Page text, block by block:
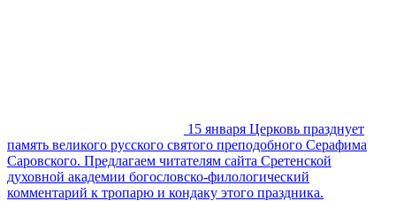
15 января Церковь празднует
память великого русского святого преподобного Серафима
Саровского. Предлагаем читателям сайта Сретенской
духовной академии богословско-филологический
комментарий к тропарю и кондаку этого праздника.